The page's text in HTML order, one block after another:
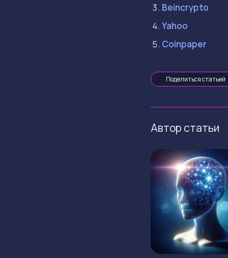
Beincrypto
Yahoo
Coinpaper
Поделиться статьей
Автор статьи